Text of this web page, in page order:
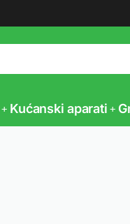
Kućanski aparati